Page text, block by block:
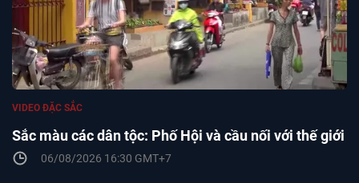
Sắc màu các dân tộc: Phố Hội và cầu nối với thế giới
VIDEO ĐẶC SẮC
06/08/2026 16:30 GMT+7